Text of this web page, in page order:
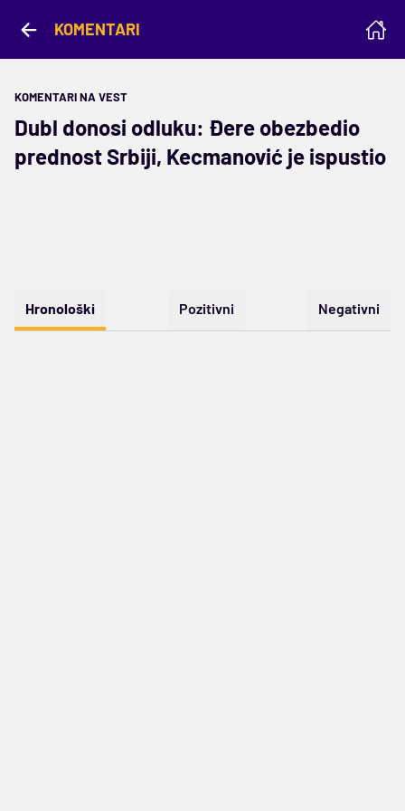
KOMENTARI
KOMENTARI NA VEST
Dubl donosi odluku: Đere obezbedio
prednost Srbiji, Kecmanović je ispustio
Hronološki Pozitivni Negativni